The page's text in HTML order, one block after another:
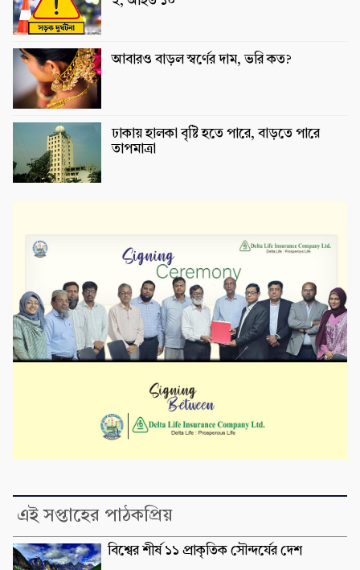
আবারও বাড়ল স্বর্ণের দাম, ভরি কত?
ঢাকায় হালকা বৃষ্টি হতে পারে, বাড়তে পারে
তাপমাত্রা
এই সপ্তাহের পাঠকপ্রিয়
বিশ্বের শীর্ষ ১১ প্রাকৃতিক সৌন্দর্যের দেশ